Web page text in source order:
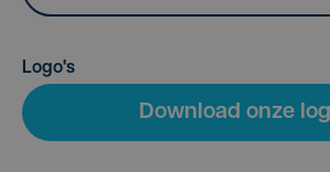
Logo's
Download onze